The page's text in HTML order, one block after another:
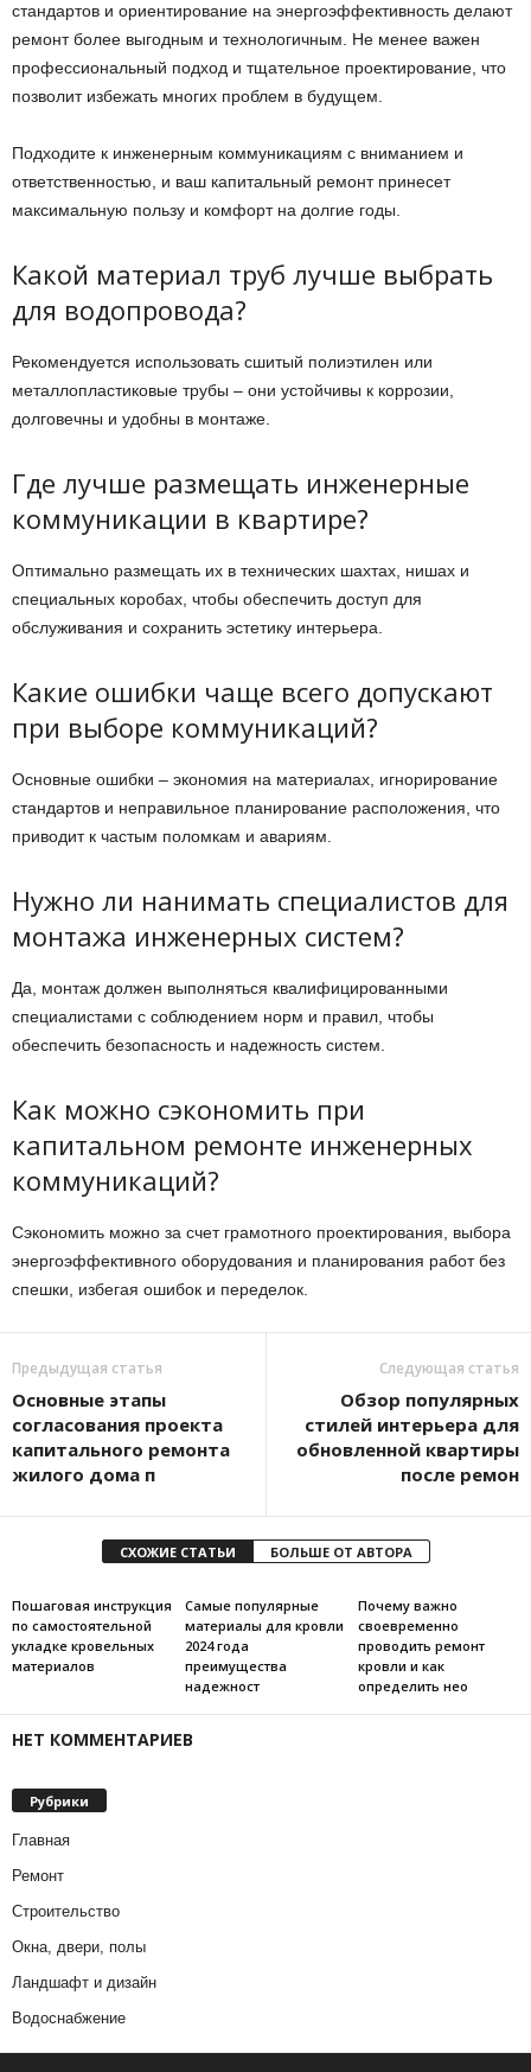
стандартов и ориентирование на энергоэффективность делают
ремонт более выгодным и технологичным. Не менее важен
профессиональный подход и тщательное проектирование, что
позволит избежать многих проблем в будущем.
Подходите к инженерным коммуникациям с вниманием и
ответственностью, и ваш капитальный ремонт принесет
максимальную пользу и комфорт на долгие годы.
Какой материал труб лучше выбрать
для водопровода?
Рекомендуется использовать сшитый полиэтилен или
металлопластиковые трубы – они устойчивы к коррозии,
долговечны и удобны в монтаже.
Где лучше размещать инженерные
коммуникации в квартире?
Оптимально размещать их в технических шахтах, нишах и
специальных коробах, чтобы обеспечить доступ для
обслуживания и сохранить эстетику интерьера.
Какие ошибки чаще всего допускают
при выборе коммуникаций?
Основные ошибки – экономия на материалах, игнорирование
стандартов и неправильное планирование расположения, что
приводит к частым поломкам и авариям.
Нужно ли нанимать специалистов для
монтажа инженерных систем?
Да, монтаж должен выполняться квалифицированными
специалистами с соблюдением норм и правил, чтобы
обеспечить безопасность и надежность систем.
Как можно сэкономить при
капитальном ремонте инженерных
коммуникаций?
Сэкономить можно за счет грамотного проектирования, выбора
энергоэффективного оборудования и планирования работ без
спешки, избегая ошибок и переделок.
Предыдущая статья
Основные этапы
согласования проекта
капитального ремонта
жилого дома п
Следующая статья
Обзор популярных
стилей интерьера для
обновленной квартиры
после ремон
СХОЖИЕ СТАТЬИ БОЛЬШЕ ОТ АВТОРА
Пошаговая инструкция
по самостоятельной
укладке кровельных
материалов
Самые популярные
материалы для кровли
2024 года
преимущества
надежност
Почему важно
своевременно
проводить ремонт
кровли и как
определить нео
НЕТ КОММЕНТАРИЕВ
Рубрики
Главная
Ремонт
Строительство
Окна, двери, полы
Ландшафт и дизайн
Водоснабжение